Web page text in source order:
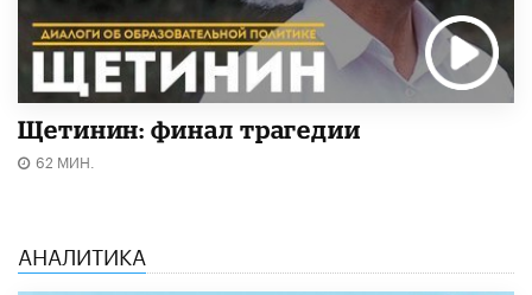
Щетинин: финал трагедии
62 МИН.
АНАЛИТИКА